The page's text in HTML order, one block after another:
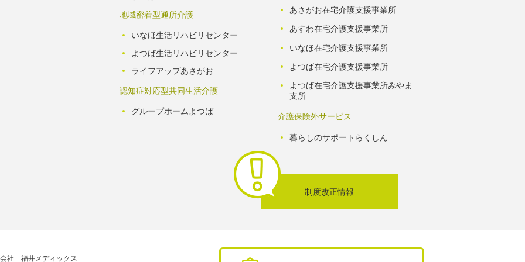
地域密着型通所介護
いなほ生活リハビリセンター
よつば生活リハビリセンター
ライフアップあさがお
認知症対応型共同生活介護
グループホームよつば
あさがお在宅介護支援事業所
あすわ在宅介護支援事業所
いなほ在宅介護支援事業所
よつば在宅介護支援事業所
よつば在宅介護支援事業所みやま
支所
介護保険外サービス
暮らしのサポートらくしん
制度改正情報
社 福井メディックス